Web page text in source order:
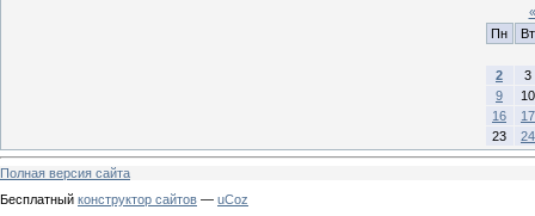
«
Пн
Вт
2
3
9
10
16
17
23
24
Полная версия сайта
Бесплатный конструктор сайтов — uCoz